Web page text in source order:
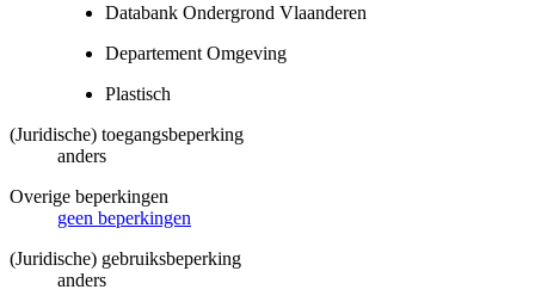
Databank Ondergrond Vlaanderen
Departement Omgeving
Plastisch
(Juridische) toegangsbeperking
anders
Overige beperkingen
geen beperkingen
(Juridische) gebruiksbeperking
anders